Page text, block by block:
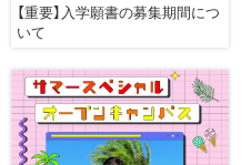
【重要】入学願書の募集期間につ
いて